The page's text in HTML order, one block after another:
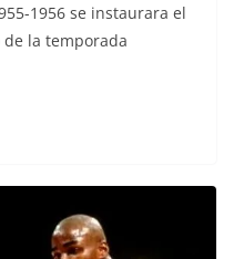
1956 se instaurara el
de la temporada